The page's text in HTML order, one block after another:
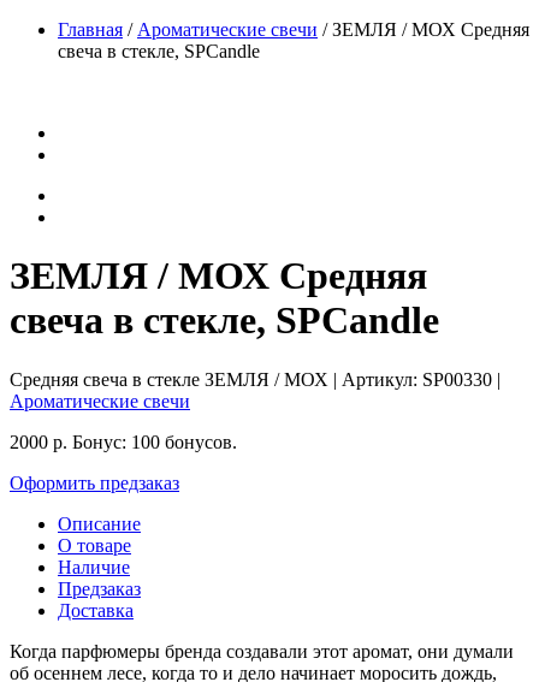
Главная / Ароматические свечи /ЗЕМЛЯ / МОХ Средняя
свеча в стекле, SPCandle
ЗЕМЛЯ / МОХ Средняя
свеча в стекле, SPCandle
Средняя свеча в стекле ЗЕМЛЯ / МОХ | Артикул: SP00330 |
Ароматические свечи
2000 р. Бонус: 100 бонусов.
Оформить предзаказ
Описание
О товаре
Наличие
Предзаказ
Доставка
Когда парфюмеры бренда создавали этот аромат, они думали
об осеннем лесе, когда то и дело начинает моросить дождь,